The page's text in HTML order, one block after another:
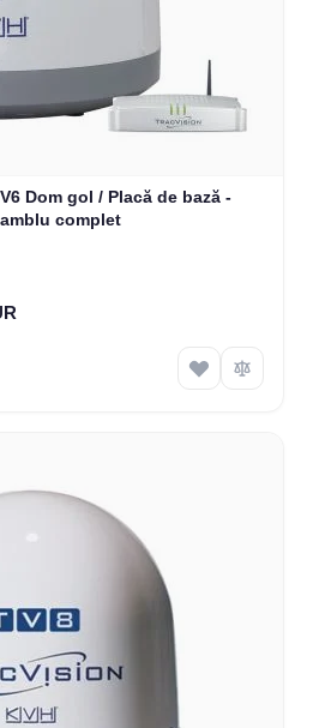
Dom gol / Placă de bază -
complet